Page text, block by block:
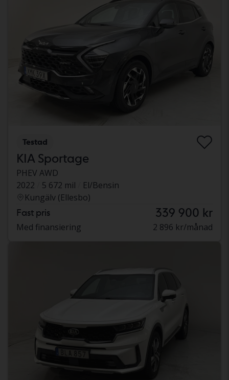
Testad
KIA Sportage
PHEV AWD
2022
5 672 mil
El/Bensin
Kungälv (Ellesbo)
Fast pris 339 900 kr
Med finansiering 2 896 kr/månad